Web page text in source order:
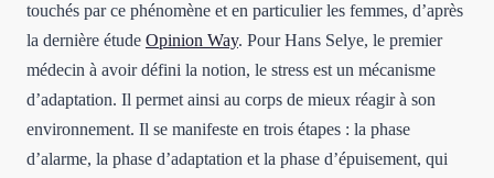
touchés par ce phénomène et en particulier les femmes, d’après
la dernière étude Opinion Way. Pour Hans Selye, le premier
médecin à avoir défini la notion, le stress est un mécanisme
d’adaptation. Il permet ainsi au corps de mieux réagir à son
environnement. Il se manifeste en trois étapes : la phase
d’alarme, la phase d’adaptation et la phase d’épuisement, qui